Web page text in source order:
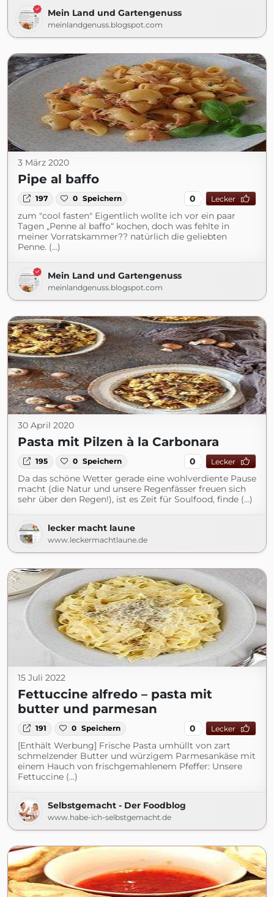
Mein Land und Gartengenuss
meinlandgenuss.blogspot.com
3 März 2020
Pipe al baffo
197 0 Speichern 0 Lecker
zum "cool fasten" Eigentlich wollte ich vor ein paar
Tagen „Penne al baffo“ kochen, doch was fehlte in
meiner Vorratskammer?? natürlich die geliebten
Penne. (...)
Mein Land und Gartengenuss
meinlandgenuss.blogspot.com
30 April 2020
Pasta mit Pilzen à la Carbonara
195 0 Speichern 0 Lecker
Da das schöne Wetter gerade eine wohlverdiente Pause
macht (die Natur und unsere Regenfässer freuen sich
sehr über den Regen!), ist es Zeit für Soulfood, finde (...)
lecker macht laune
www.leckermachtlaune.de
15 Juli 2022
Fettuccine alfredo – pasta mit
butter und parmesan
191 0 Speichern 0 Lecker
[Enthält Werbung] Frische Pasta umhüllt von zart
schmelzender Butter und würzigem Parmesankäse mit
einem Hauch von frischgemahlenem Pfeffer: Unsere
Fettuccine (...)
Selbstgemacht - Der Foodblog
www.habe-ich-selbstgemacht.de